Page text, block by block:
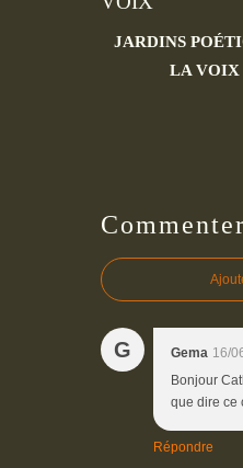
JARDINS
LA VOIX
G Gema 16/
Bonjour
que dire ce
Répondre